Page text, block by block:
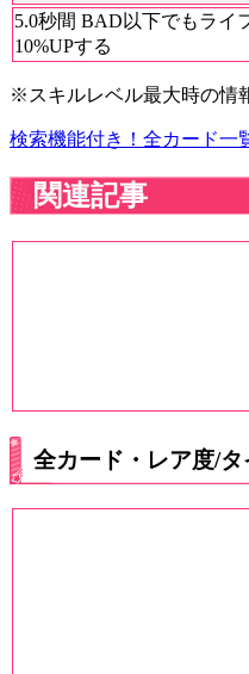
5.0秒間 BAD以下でもライ
10%UPする
※スキルレベル最大時の情
検索機能付き！全カード一
関連記事
全カード・レア度/